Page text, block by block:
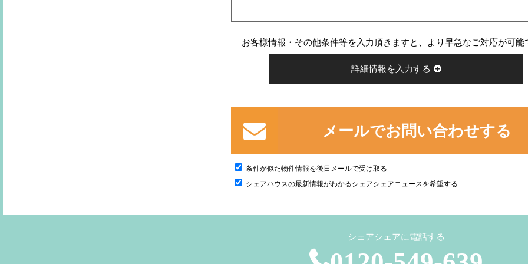
お客様情報・その他条件等を入力頂きますと、より早急なご対応が可能
詳細情報を入力する
メールでお問い合わせする
条件が似た物件情報を後日メールで受け取る
シェアハウスの最新情報がわかるシェアシェアニュースを希望する
シェアシェアに電話する